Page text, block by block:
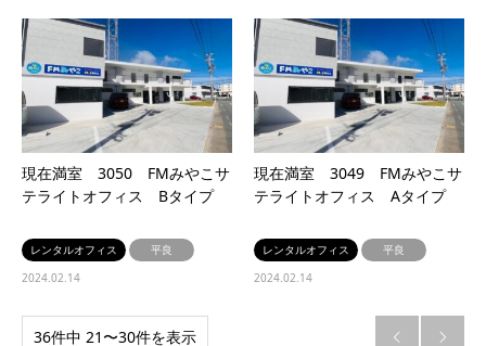
現在満室 3050 FMみやこサ
テライトオフィス Bタイプ
レンタルオフィス
平良
2024.02.14
現在満室 3049 FMみやこサ
テライトオフィス Aタイプ
レンタルオフィス
平良
2024.02.14
36件中 21〜30件を表示  